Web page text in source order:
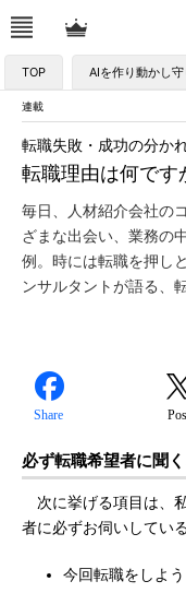
TOP AIを作り動かし
連載
転職理由は何です
転職失敗・成功の分か
毎日、人材紹介会社の
ざまな出会い、業務の
例。時には転職を押し
ンサルタントが語る、
Share
必ず転職希望者に聞
次に挙げる項目は、
者に必ずお伺いしてい
今回転職をしよ